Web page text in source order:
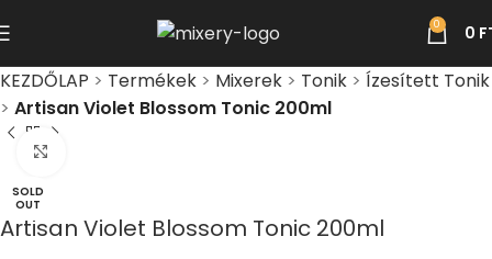
0 0
KEZDŐLAP > Termékek > Mixerek > Tonik > Ízesített Tonik
> Artisan Violet Blossom Tonic 200ml
SOLD
OUT
Artisan Violet Blossom Tonic 200ml